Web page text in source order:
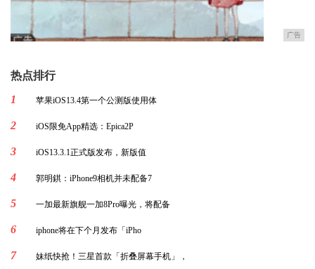
广告
热点排行
1
苹果iOS13.4第一个公测版使用体
2 iOS限免App精选：Epica2P
3 iOS13.3.1正式版发布，新版值
4 郭明錤：iPhone9相机并未配备7
5 一加最新旗舰一加8Pro曝光，将配备
6 iphone将在下个月发布「iPho
7 妹纸快抢！三星首款「折叠屏幕手机」，